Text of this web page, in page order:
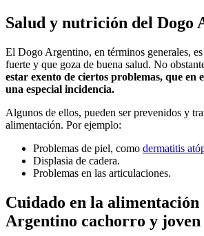
Salud y nutrición del Dogo
El Dogo Argentino, en términos generales,
fuerte y que goza de buena salud. No
estar exento de ciertos problemas, que en
una especial incidencia.
Algunos de ellos, pueden ser prevenidos y
alimentación. Por ejemplo:
Problemas de piel, como dermatitis
Displasia de cadera.
Problemas en las articulaciones.
Cuidado en la alimentación
Argentino cachorro y joven